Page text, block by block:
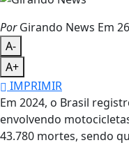
PorGirando News Em
A-
A+
IMPRIMIR
Em 2024, o Brasil
envolvendo
43.780 mortes, sendo